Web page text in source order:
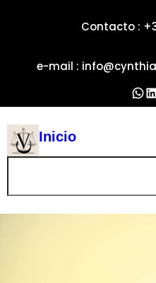
Contacto :
e-mail :
Inicio